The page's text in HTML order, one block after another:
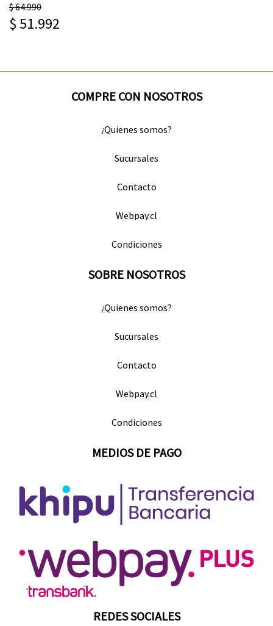
$ 64.990
$ 51.992
COMPRE CON NOSOTROS
¿Quienes somos?
Sucursales
Contacto
Webpay.cl
Condiciones
SOBRE NOSOTROS
¿Quienes somos?
Sucursales
Contacto
Webpay.cl
Condiciones
MEDIOS DE PAGO
REDES SOCIALES